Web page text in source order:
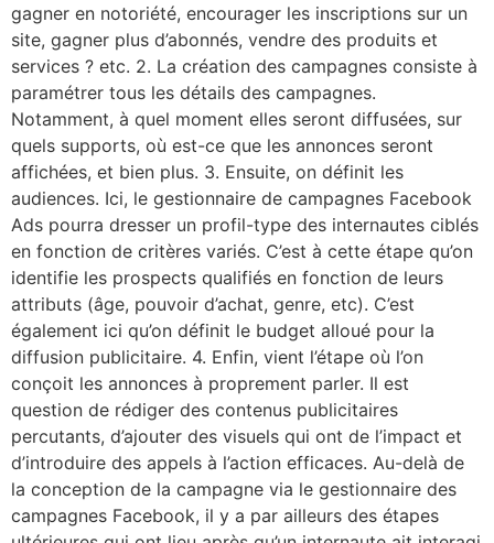
gagner en notoriété, encourager les inscriptions sur un
site, gagner plus d’abonnés, vendre des produits et
services ? etc. 2. La création des campagnes consiste à
paramétrer tous les détails des campagnes.
Notamment, à quel moment elles seront diffusées, sur
quels supports, où est-ce que les annonces seront
affichées, et bien plus. 3. Ensuite, on définit les
audiences. Ici, le gestionnaire de campagnes Facebook
Ads pourra dresser un profil-type des internautes ciblés
en fonction de critères variés. C’est à cette étape qu’on
identifie les prospects qualifiés en fonction de leurs
attributs (âge, pouvoir d’achat, genre, etc). C’est
également ici qu’on définit le budget alloué pour la
diffusion publicitaire. 4. Enfin, vient l’étape où l’on
conçoit les annonces à proprement parler. Il est
question de rédiger des contenus publicitaires
percutants, d’ajouter des visuels qui ont de l’impact et
d’introduire des appels à l’action efficaces. Au-delà de
la conception de la campagne via le gestionnaire des
campagnes Facebook, il y a par ailleurs des étapes